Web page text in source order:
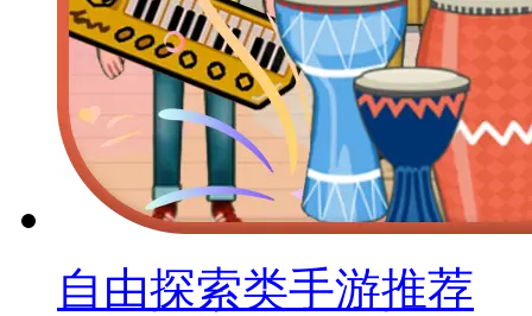
自由探索类手游推荐